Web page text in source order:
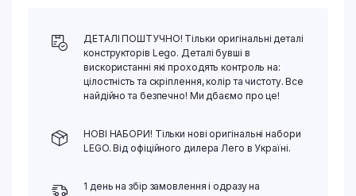
ДЕТАЛІ ПОШТУЧНО! Тільки оригінальні деталі
конструкторів Lego. Деталі бувші в
вискористанні які проходять контроль на:
цілостність та скріплення, колір та чистоту. Все
найдійно та безпечно! Ми дбаємо про це!
НОВІ НАБОРИ! Тільки нові оригінальні набори
LEGO. Від офіційного дилера Лего в Україні.
1 день на збір замовлення і одразу на